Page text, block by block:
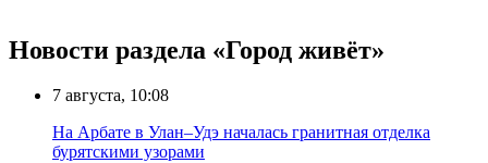
Новости раздела «Город живёт»
7 августа, 10:08
На Арбате в Улан–Удэ началась гранитная отделка
бурятскими узорами